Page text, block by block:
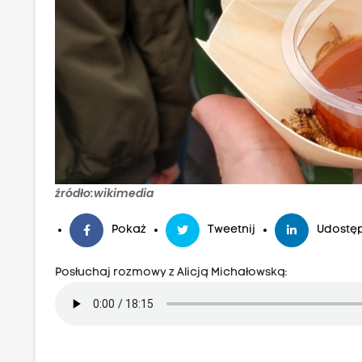
źródło:wikimedia
Pokaż Tweetnij
Posłuchaj rozmowy z Alicją Michałowską: